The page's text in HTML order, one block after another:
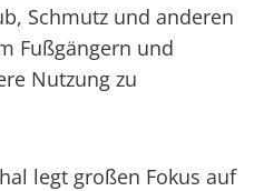
Schmutz und anderen
Fußgängern und
Nutzung zu
legt großen Fokus auf